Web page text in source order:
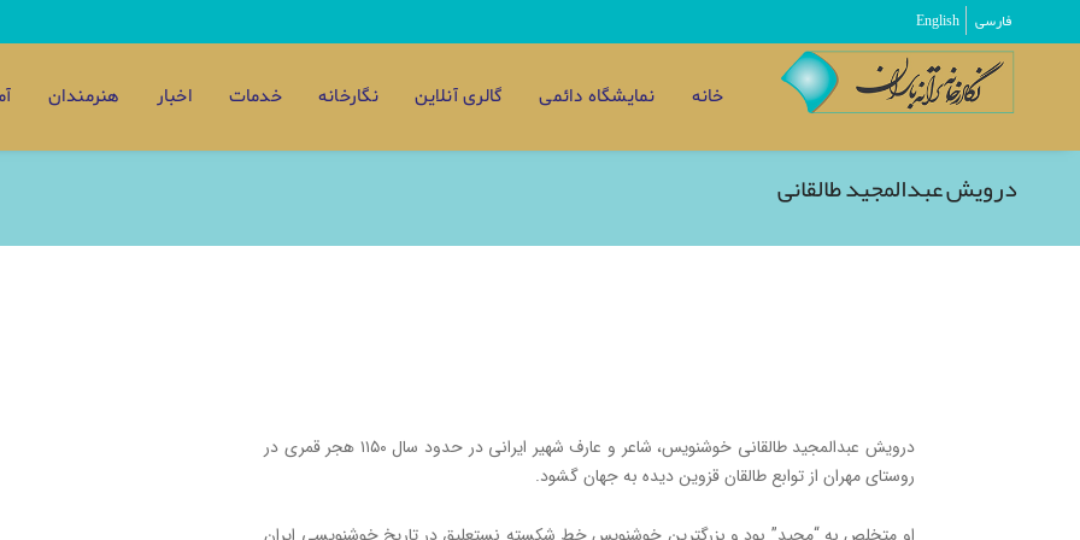
فارسی English
خانه نمایشگاه دائمی گالری آنلاین نگارخانه خدمات اخبار هنرمندان
درویش عبدالمجید طالقانی
درویش عبدالمجید طالقانی خوشنویس، شاعر و عارف شهیر ایرانی در حدود سال ۱۱۵۰ هجر قمری در
روستای مهران از توابع طالقان قزوین دیده به جهان گشود.